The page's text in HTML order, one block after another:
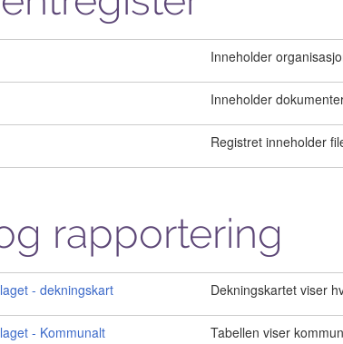
Inneholder
Inneholder
Registret inneholder
rapportering
- dekningskart Dekningskartet viser
- Kommunalt Tabellen viser